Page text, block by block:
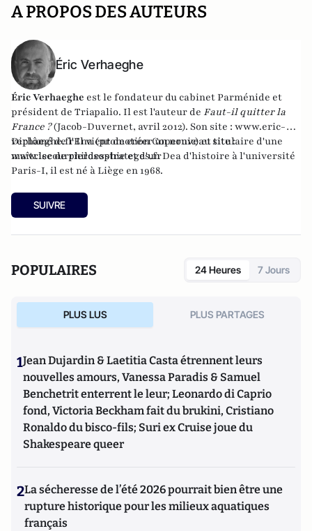
A PROPOS DES AUTEURS
Éric Verhaeghe
Éric Verhaeghe est le fondateur du cabinet Parménide et
président de Triapalio. Il est l'auteur de Faut-il quitter la
France ?(Jacob-Duvernet, avril 2012). Son site : www.eric-
verhaeghe.frIl vient de créer un nouveau site :
www.lecourrierdesstrateges.fr
Diplômé de l'Ena (promotion Copernic) et titulaire d'une
maîtrise de philosophie et d'un Dea d'histoire à l'université
Paris-I, il est né à Liège en 1968.
SUIVRE
POPULAIRES 24 Heures 7 Jours
PLUS LUS PLUS PARTAGES
1Jean Dujardin & Laetitia Casta étrennent leurs
nouvelles amours, Vanessa Paradis & Samuel
Benchetrit enterrent le leur; Leonardo di Caprio
fond, Victoria Beckham fait du brukini, Cristiano
Ronaldo du bisco-fils; Suri ex Cruise joue du
Shakespeare queer
2La sécheresse de l’été 2026 pourrait bien être une
rupture historique pour les milieux aquatiques
français